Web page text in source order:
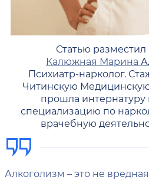
Статью разместил
Калюжная Марина
Психиатр-нарколог.
Читинскую
прошла интернатуру
специализацию по
врачебную
Алкоголизм – это не